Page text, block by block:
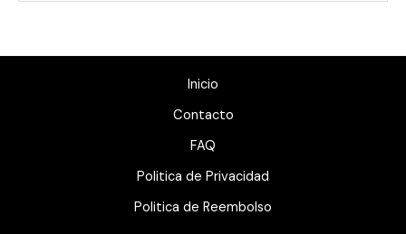
Inicio
Contacto
FAQ
Politica de Privacidad
Politica de Reembolso